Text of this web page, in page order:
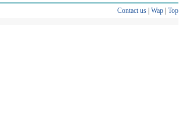
Contact us| Wap| Top